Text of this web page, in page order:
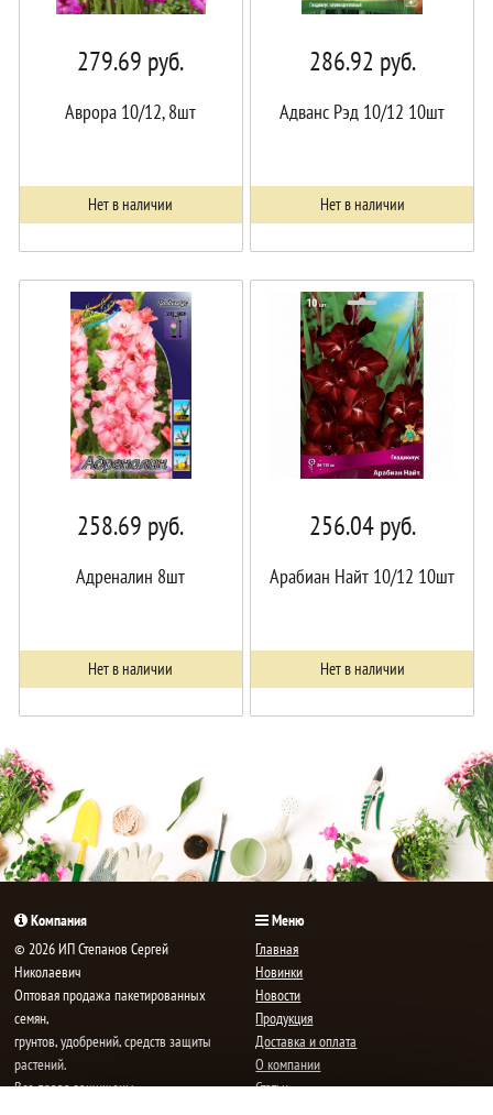
279.69 руб.
Аврора 10/12, 8шт
Нет в наличии
286.92 руб.
Адванс Рэд 10/12 10шт
Нет в наличии
258.69 руб.
Адреналин 8шт
Нет в наличии
256.04руб.
Арабиан Найт 10/12 10шт
Нет в наличии
Компания
© 2026 ИП Степанов Сергей
Николаевич
Oптовая продажа пакетированных
семян,
грунтов, удобрений, средств защиты
растений.
Все права защищены.
Меню
Главная
Новинки
Новости
Продукция
Доставка и оплата
О компании
Статьи